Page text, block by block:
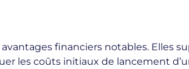
financiers notables. Elles
les coûts initiaux de lancement